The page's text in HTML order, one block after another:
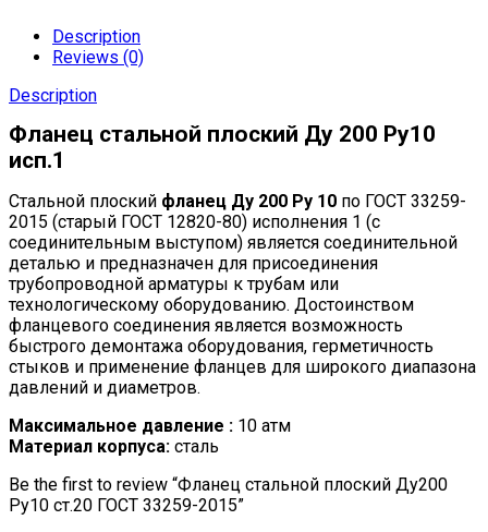
Description
Reviews (0)
Description
Фланец стальной плоский Ду 200 Ру10
исп.1
Стальной плоский фланец Ду 200 Ру 10 по ГОСТ 33259-
2015 (старый ГОСТ 12820-80) исполнения 1 (с
соединительным выступом) является соединительной
деталью и предназначен для присоединения
трубопроводной арматуры к трубам или
технологическому оборудованию. Достоинством
фланцевого соединения является возможность
быстрого демонтажа оборудования, герметичность
стыков и применение фланцев для широкого диапазона
давлений и диаметров.
Максимальное давление : 10 атм
Материал корпуса: сталь
Be the first to review “Фланец стальной плоский Ду200
Ру10 ст.20 ГОСТ 33259-2015”